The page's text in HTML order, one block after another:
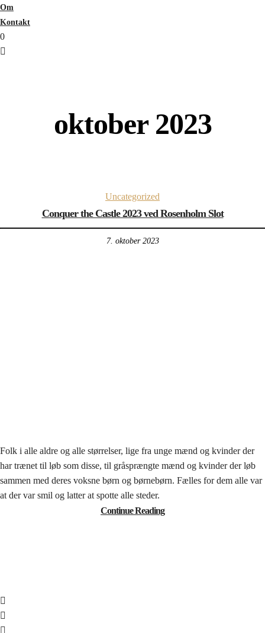
Om
Kontakt
0
oktober 2023
Uncategorized
Conquer the Castle 2023 ved Rosenholm Slot
7. oktober 2023
Folk i alle aldre og alle størrelser, lige fra unge mænd og kvinder der
har trænet til løb som disse, til gråsprængte mænd og kvinder der løb
sammen med deres voksne børn og børnebørn. Fælles for dem alle var
at der var smil og latter at spotte alle steder.
Continue Reading